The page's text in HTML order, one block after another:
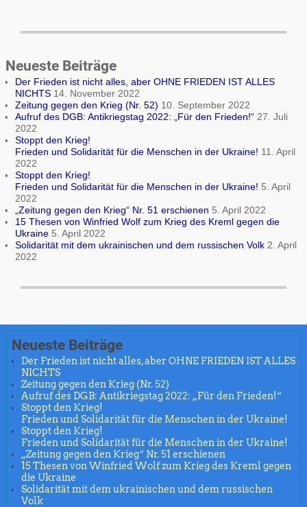
Neueste Beiträge
Der Frieden ist nicht alles, aber OHNE FRIEDEN IST ALLES
NICHTS 14. November 2022
Zeitung gegen den Krieg (Nr. 52) 10. September 2022
Aufruf des DGB: Antikriegstag 2022: „Für den Frieden!“ 27. Juli
2022
Stoppt den Krieg!
Frieden und Solidarität für die Menschen in der Ukraine! 11. April
2022
Stoppt den Krieg!
Frieden und Solidarität für die Menschen in der Ukraine! 5. April
2022
„Zeitung gegen den Krieg“ Nr. 51 erschienen 5. April 2022
15 Thesen von Winfried Wolf zum Krieg des Kreml gegen die
Ukraine 5. April 2022
Solidarität mit dem ukrainischen und dem russischen Volk 2. April
2022
Neueste Beiträge
Der Frieden ist nicht alles, aber OHNE FRIEDEN IST ALLES
NICHTS
Zeitung gegen den Krieg (Nr. 52)
Aufruf des DGB: Antikriegstag 2022: „Für den Frieden!“
Stoppt den Krieg!
Frieden und Solidarität für die Menschen in der Ukraine!
Stoppt den Krieg!
Frieden und Solidarität für die Menschen in der Ukraine!
„Zeitung gegen den Krieg“ Nr. 51 erschienen
15 Thesen von Winfried Wolf zum Krieg des Kreml gegen
die Ukraine
Solidarität mit dem ukrainischen und dem russischen
Volk